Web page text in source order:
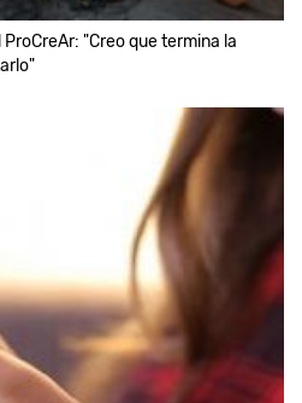
"Creo que termina la